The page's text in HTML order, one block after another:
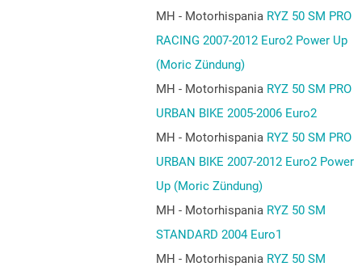
MH - Motorhispania RYZ 50 SM PRO
RACING 2007-2012 Euro2 Power Up
(Moric Zündung)
MH - Motorhispania RYZ 50 SM PRO
URBAN BIKE 2005-2006 Euro2
MH - Motorhispania RYZ 50 SM PRO
URBAN BIKE 2007-2012 Euro2 Power
Up (Moric Zündung)
MH - Motorhispania RYZ 50 SM
STANDARD 2004 Euro1
MH - Motorhispania RYZ 50 SM